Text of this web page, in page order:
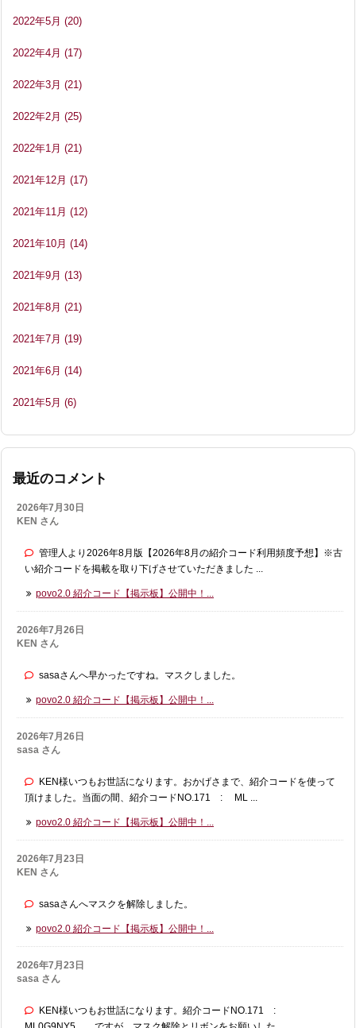
2022年5月 (20)
2022年4月 (17)
2022年3月 (21)
2022年2月 (25)
2022年1月 (21)
2021年12月 (17)
2021年11月 (12)
2021年10月 (14)
2021年9月 (13)
2021年8月 (21)
2021年7月 (19)
2021年6月 (14)
2021年5月 (6)
最近のコメント
2026年7月30日
KEN さん
管理人より2026年8月版【2026年8月の紹介コード利用頻度予想】※古
い紹介コードを掲載を取り下げさせていただきました ...
povo2.0 紹介コード【掲示板】公開中！...
2026年7月26日
KEN さん
sasaさんへ早かったですね。マスクしました。
povo2.0 紹介コード【掲示板】公開中！...
2026年7月26日
sasa さん
KEN様いつもお世話になります。おかげさまで、紹介コードを使って
頂けました。当面の間、紹介コードNO.171 : ML ...
povo2.0 紹介コード【掲示板】公開中！...
2026年7月23日
KEN さん
sasaさんへマスクを解除しました。
povo2.0 紹介コード【掲示板】公開中！...
2026年7月23日
sasa さん
KEN様いつもお世話になります。紹介コードNO.171 :